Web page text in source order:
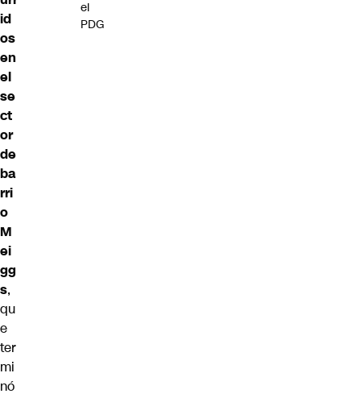
id
os
en
el
se
ct
or
de
ba
rri
o
M
ei
gg
s,
qu
e
ter
mi
nó
el
PDG